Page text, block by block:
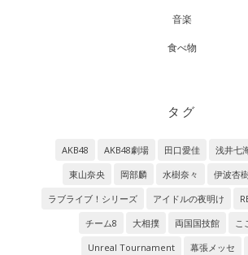
音楽
食べ物
タグ
AKB48 AKB48劇場 田口愛佳 浅井七
東山奈央
岡部麟 水樹奈々 伊波杏
ラブライブ！シリーズ
アイドルの夜明け
チーム8
大相撲 両国国技館
こ
Unreal Tournament
幕張メッセ